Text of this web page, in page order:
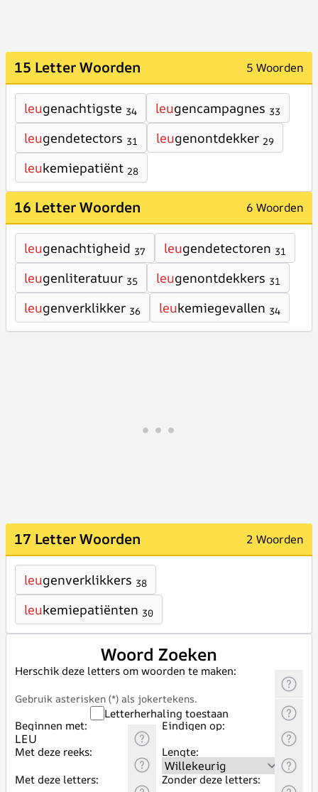
15 Letter Woorden 5 Woorden
leugenachtigste 34 leugencampagnes 33
leugendetectors 31 leugenontdekker 29
leukemiepatiënt 28
16 Letter Woorden 6 Woorden
leugenachtigheid 37 leugendetectoren 31
leugenliteratuur 35 leugenontdekkers 31
leugenverklikker 36 leukemiegevallen 34
17 Letter Woorden 2 Woorden
leugenverklikkers 38
leukemiepatiënten 30
Woord Zoeken
Herschik deze letters om woorden te maken:
Gebruik asterisken (*) als jokertekens.
Letterherhaling toestaan
Beginnen met:
Eindigen op:
Met deze reeks:
Lengte:
Met deze letters:
Zonder deze letters: